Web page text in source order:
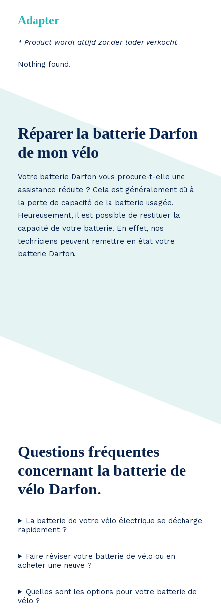
Adapter
* Product wordt altijd zonder lader verkocht
Nothing found.
Réparer la batterie Darfon
de mon vélo
Votre batterie Darfon vous procure-t-elle une
assistance réduite ? Cela est généralement dû à
la perte de capacité de la batterie usagée.
Heureusement, il est possible de restituer la
capacité de votre batterie. En effet, nos
techniciens peuvent remettre en état votre
batterie Darfon.
Questions fréquentes
concernant la batterie de
vélo Darfon.
La batterie de votre vélo électrique se décharge
rapidement ?
Faire réviser votre batterie de vélo ou en
acheter une neuve ?
Quelles sont les options pour votre batterie de
vélo ?